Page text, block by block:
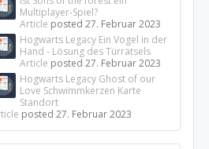
Multiplayer-Spiel?
Article posted27. Februar 2023
Hogwarts Legacy Ein Vogel in der
Hand - Lösung des Türrätsels
Article posted27. Februar 2023
Hogwarts Legacy Ghost of our
Love Schwimmkerzen Karte
Standort
posted27. Februar 2023